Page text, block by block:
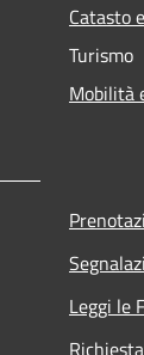
Catasto
Turismo
Mobilità
Leggi le